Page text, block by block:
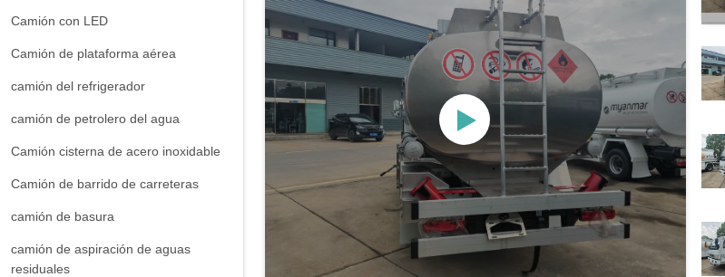
Camión con LED
Camión de plataforma aérea
camión del refrigerador
camión de petrolero del agua
Camión cisterna de acero inoxidable
Camión de barrido de carreteras
camión de basura
camión de aspiración de aguas
residuales